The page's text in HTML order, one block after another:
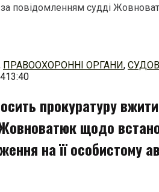
повідомленням судді
ПРАВООХОРОННІ ОРГАНИ,
13:40
прокуратуру
щодо
на її особистому